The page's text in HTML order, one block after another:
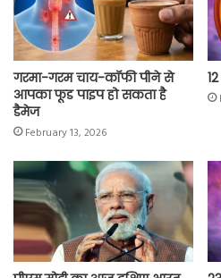
गरमा-गरम चाय-कॉफी पीने से
आपका फूड पाइप हो सकता है
डैमेज
February 13, 2026